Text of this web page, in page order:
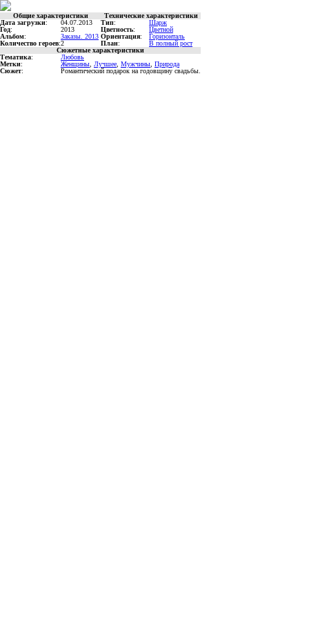
Общие характеристики
Технические характеристики
Дата загрузки: 04.07.2013 Тип:
Шарж
Год: 2013 Цветность:
Цветной
Альбом: Заказы. 2013 Ориентация:
Горизонталь
Количество героев:2 План:
В полный рост
Сюжетные характеристики
Тематика:
Любовь
Метки: Женщины Лучшее Мужчины Природа
Сюжет: Романтический подарок на годовщину свадьбы.